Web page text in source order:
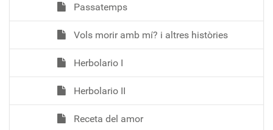
Passatemps
Vols morir amb mí? i altres històries
Herbolario I
Herbolario II
Receta del amor